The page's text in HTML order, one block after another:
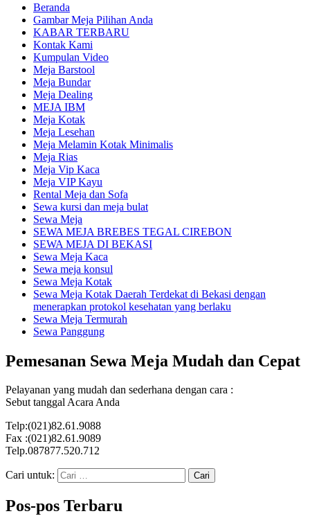
Beranda
Gambar Meja Pilihan Anda
KABAR TERBARU
Kontak Kami
Kumpulan Video
Meja Barstool
Meja Bundar
Meja Dealing
MEJA IBM
Meja Kotak
Meja Lesehan
Meja Melamin Kotak Minimalis
Meja Rias
Meja Vip Kaca
Meja VIP Kayu
Rental Meja dan Sofa
Sewa kursi dan meja bulat
Sewa Meja
SEWA MEJA BREBES TEGAL CIREBON
SEWA MEJA DI BEKASI
Sewa Meja Kaca
Sewa meja konsul
Sewa Meja Kotak
Sewa Meja Kotak Daerah Terdekat di Bekasi dengan
menerapkan protokol kesehatan yang berlaku
Sewa Meja Termurah
Sewa Panggung
Pemesanan Sewa Meja Mudah dan Cepat
Pelayanan yang mudah dan sederhana dengan cara :
Sebut tanggal Acara Anda
Telp:(021)82.61.9088
Fax :(021)82.61.9089
Telp.087877.520.712
Cari untuk:
Pos-pos Terbaru